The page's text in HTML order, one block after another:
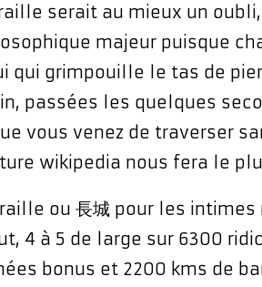
serait au mieux un
majeur puisque
qui grimpouille le tas de
passées les quelques
vous venez de traverser
wikipedia nous fera le
ou 長城 pour les intimes
4 à 5 de large sur 6300
bonus et 2200 kms de